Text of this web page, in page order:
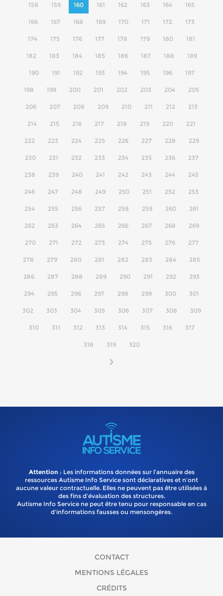
158 159 160 161 162 163 164 165
166 167 168 169 170 171 172 173
174 175 176 177 178 179 180 181
182 183 184 185 186 187 188 189
190 191 192 193 194 195 196 197
198 199 200 201 202 203 204 205
206 207 208 209 210 211 212 213
214 215 216 217 218 219 220 221
222 223 224 225 226 227 228 229
230 231 232 233 234 235 236 237
238 239 240 241 242 243 244 245
246 247 248 249 250 251 252 253
254 255 256 257 258 259 260 261
262 263 264 265 266 267 268 269
270 271 272 273 274 275 276 277
278 279 280 281 282 283 284 285
286 287 288 289 290 291 292 293
294 295 296 297 298 299 300 301
302 303 304 305 306 307 308 309
310 311 312 313 314 315 316 317
318 319 320
Attention : Les informations données sur l’annuaire des
ressources Autisme Info Service sont déclaratives et n’ont
aucune valeur contractuelle. Elles ne peuvent pas être utilisées à
des fins d’évaluation des structures.
Autisme Info Service ne peut être tenu pour responsable en cas
d'informations fausses ou mensongères.
CONTACT
MENTIONS LÉGALES
CRÉDITS